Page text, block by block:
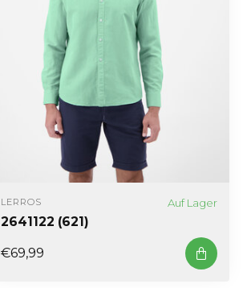
LERROS Auf Lager
2641122 (621)
€69,99